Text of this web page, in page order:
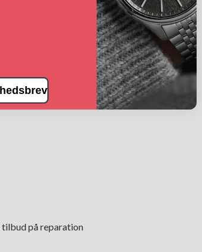
på reparation